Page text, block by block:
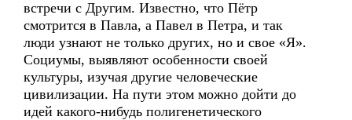
встречи с Другим. Известно, что Пётр
смотрится в Павла, а Павел в Петра, и так
люди узнают не только других, но и свое «Я».
Социумы, выявляют особенности своей
культуры, изучая другие человеческие
цивилизации. На пути этом можно дойти до
идей какого-нибудь полигенетического